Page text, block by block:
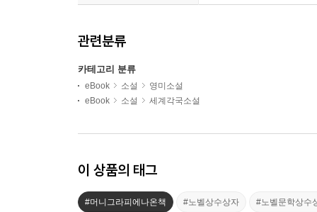
관련분류
카테고리 분류
eBook 소설
영미소설
eBook
소설 세계각국소설
이 상품의 태그
#머니그라피에나온책 #노벨상수상자 #노벨문학상수